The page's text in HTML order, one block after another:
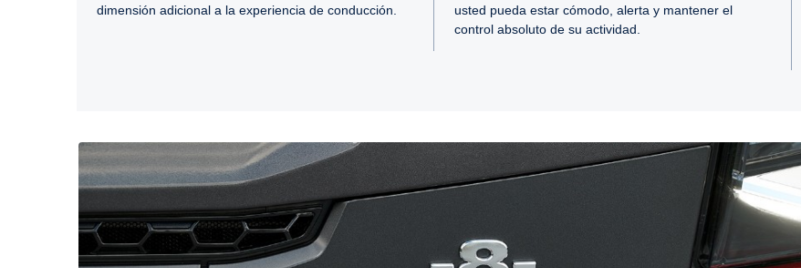
dimensión adicional a la experiencia de conducción.
usted pueda estar cómodo, alerta y mantener el
control absoluto de su actividad.